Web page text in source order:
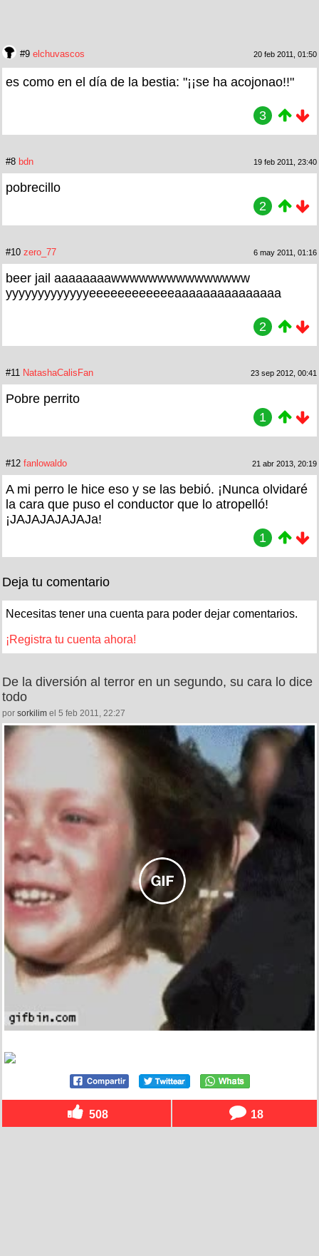
#9 elchuvascos 20 feb 2011, 01:50
es como en el día de la bestia: "¡¡se ha acojonao!!"
3
#8 bdn 19 feb 2011, 23:40
pobrecillo
2
#10 zero_77 6 may 2011, 01:16
beer jail aaaaaaaawwwwwwwwwwwwwww
yyyyyyyyyyyyyeeeeeeeeeeeeaaaaaaaaaaaaaaa
2
#11 NatashaCalisFan 23 sep 2012, 00:41
Pobre perrito
1
#12 fanlowaldo 21 abr 2013, 20:19
A mi perro le hice eso y se las bebió. ¡Nunca olvidaré
la cara que puso el conductor que lo atropelló!
¡JAJAJAJAJAJa!
1
Deja tu comentario
Necesitas tener una cuenta para poder dejar comentarios.
¡Registra tu cuenta ahora!
De la diversión al terror en un segundo, su cara lo dice
todo
por sorkilim el 5 feb 2011, 22:27
508 18